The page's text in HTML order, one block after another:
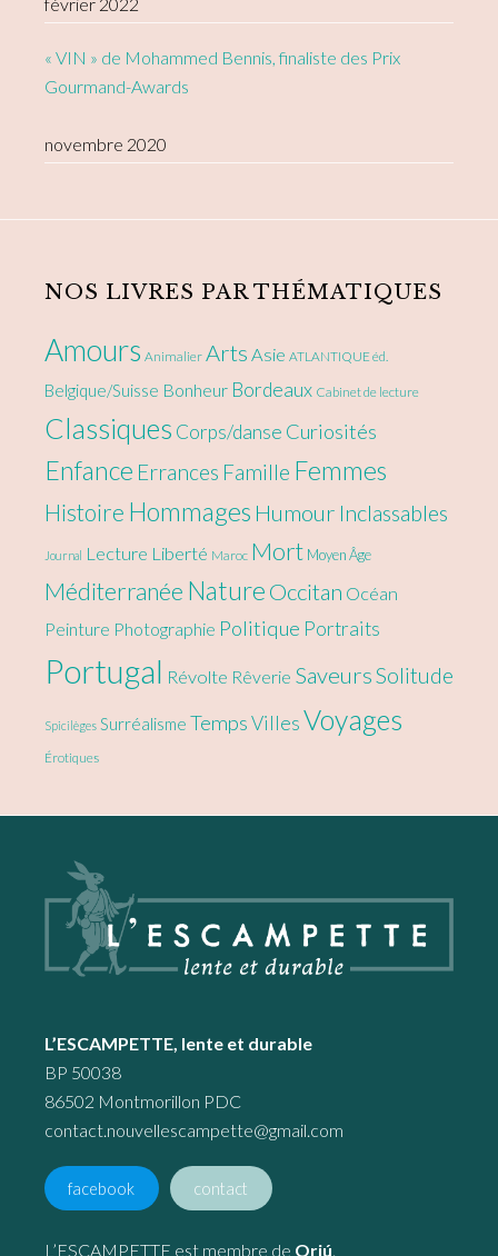
février 2022
« VIN » de Mohammed Bennis, finaliste des Prix
Gourmand-Awards
novembre 2020
NOS LIVRES PAR THÉMATIQUES
Amours Animalier Arts Asie ATLANTIQUE éd.
Belgique/Suisse Bonheur Bordeaux Cabinet de lecture
Classiques Corps/danse Curiosités
Enfance Errances Famille Femmes
Histoire Hommages Humour Inclassables
Journal Lecture Liberté Maroc Mort Moyen Âge
Méditerranée Nature Occitan Océan
Peinture Photographie Politique Portraits
Portugal Révolte Rêverie SaveursSolitude
Spicilèges Surréalisme TempsVillesVoyages
Érotiques
L’ESCAMPETTE, lente et durable
BP 50038
86502 Montmorillon PDC
contact.nouvellescampette@gmail.com
facebook contact
L’ESCAMPETTE est membre de Oriú